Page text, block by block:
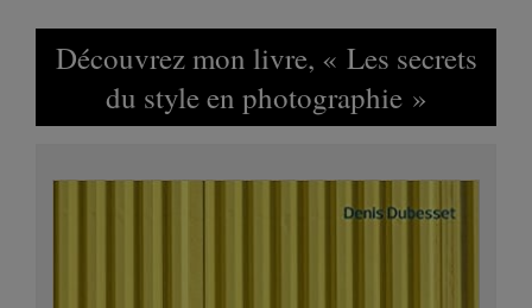
Découvrez mon livre, « Les secrets
du style en photographie »